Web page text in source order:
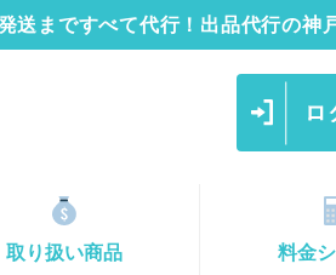
送まですべて代行！出品代行の神
取り扱い商品 料金